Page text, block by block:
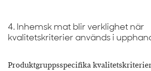
4. Inhemsk mat blir verklighet när
kvalitetskriterier används i
Produktgruppsspecifika